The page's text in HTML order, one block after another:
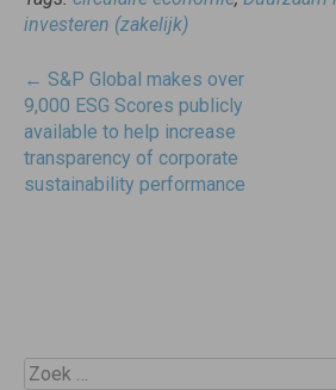
investeren (zakelijk)
Post
navigatie
← S&P Global makes over
9,000 ESG Scores publicly
available to help increase
transparency of corporate
sustainability performance
Zoek